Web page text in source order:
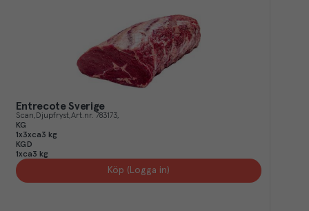
Entrecote Sverige
Scan Djupfryst Art.nr. 783173
KG
1x3xca3 kg
KGD
1xca3 kg
Köp (Logga in)